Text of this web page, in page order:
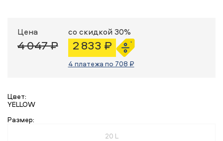
Цена
4 047 ₽
со скидкой 30%
2 833 ₽
4 платежа по 708 ₽
Цвет:
YELLOW
Размер:
20 L